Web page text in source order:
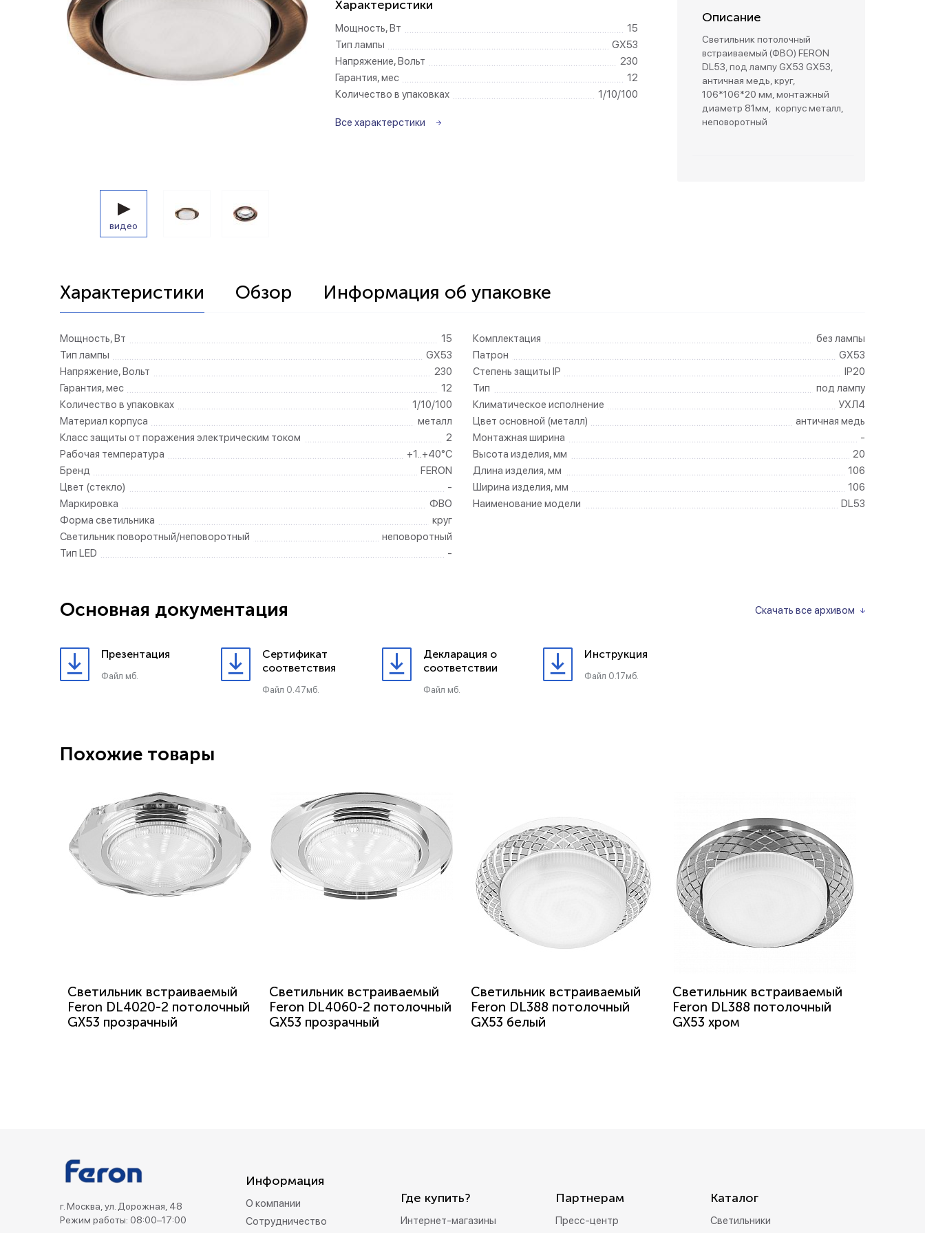
Беспроводные выключатели Беспроводные розетки
Контроллеры и реле 220в Розетки садово-парковые
видео
Характеристики
Мощность, Вт
15
Тип лампы
GX53
Напряжение, Вольт
230
Гарантия, мес
12
Количество в упаковках
1/10/100
Все характерстики
Описание
Светильник потолочный
встраиваемый (ФВО) FERON
DL53, под лампу GX53 GX53,
античная медь, круг,
106*106*20 мм, монтажный
диаметр 81мм, корпус металл,
неповоротный
Характеристики Обзор Информация об упаковке
Мощность, Вт
15
Тип лампы
GX53
Напряжение, Вольт
230
Гарантия, мес
12
Количество в упаковках
1/10/100
Материал корпуса
металл
Класс защиты от поражения электрическим током
2
Рабочая температура
+1..+40°C
Бренд
FERON
Цвет (стекло)
-
Маркировка
ФВО
Форма светильника
круг
Светильник поворотный/неповоротный
неповоротный
Тип LED
-
Комплектация
без лампы
Патрон
GX53
Степень защиты IP
IP20
Тип
под лампу
Климатическое исполнение
УХЛ4
Цвет основной (металл)
античная медь
Монтажная ширина
-
Высота изделия, мм
20
Длина изделия, мм
106
Ширина изделия, мм
106
Наименование модели
DL53
Скачать все архивом
Основная документация
Презентация
Файл мб.
Сертификат
соответствия
Файл 0.47мб.
Декларация о
соответствии
Файл мб.
Инструкция
Файл 0.17мб.
Похожие товары
Светильник встраиваемый
Feron DL4020-2 потолочный
GX53 прозрачный
Светильник встраиваемый
Feron DL4060-2 потолочный
GX53 прозрачный
Светильник встраиваемый
Feron DL388 потолочный
GX53 белый
Светильник встраиваемый
Feron DL388 потолочный
GX53 хром
г. Москва, ул. Дорожная, 48
Режим работы: 08:00–17:00
Информация
О компании
Сотрудничество
Где купить?
Интернет-магазины
Партнерам
Пресс-центр
Каталог
Светильники